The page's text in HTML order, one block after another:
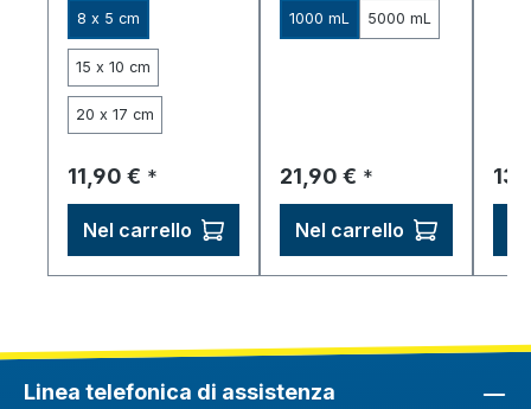
cloruro.
8 x 5 cm
15 x 10 cm
20 x 17 cm
Prezzo normale:
11,90 € *
Nel carrello
ideale per
galvanizzazione e
1000 mL 5000 mL
Prezzo normale:
21,90 € *
Nel carrello
Linea telefonica di assistenza